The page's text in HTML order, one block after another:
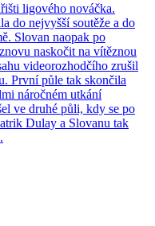
ligového nováčka.
do nejvyšší soutěže a do
Slovan naopak po
naskočit na vítěznou
videorozhodčího zrušil
První půle tak skončila
náročném utkání
ve druhé půli, kdy se po
Dulay a Slovanu tak